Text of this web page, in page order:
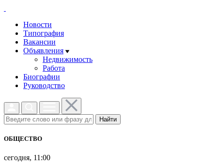
Новости
Типография
Вакансии
Объявления
Недвижимость
Работа
Биографии
Руководство
Найти
ОБЩЕСТВО
сегодня, 11:00